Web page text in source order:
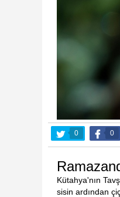
0 0
Kütahya'nın
sisin ardından
Ramazanda